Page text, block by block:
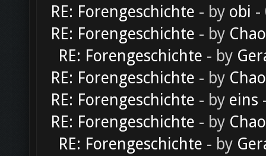
RE: Forengeschichte - by obi -
RE: Forengeschichte - by
RE: Forengeschichte - by
RE: Forengeschichte - by
RE: Forengeschichte - by eins
RE: Forengeschichte - by
RE: Forengeschichte - by